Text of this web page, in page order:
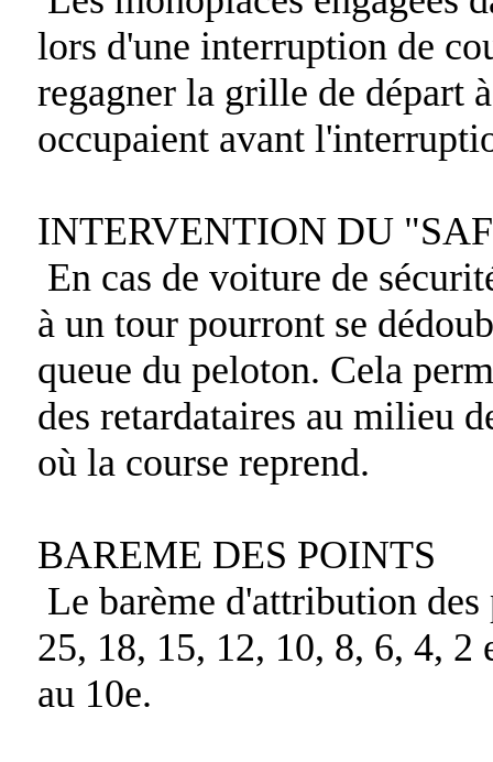
lors d'une interruption de
regagner la grille de départ
occupaient avant
INTERVENTION DU
En cas de voiture de
à un tour pourront se
queue du peloton. Cela
des retardataires au milieu
où la course reprend.
BAREME DES POINTS
Le barème d'attribution des
25, 18, 15, 12, 10, 8, 6, 4,
au 10e.